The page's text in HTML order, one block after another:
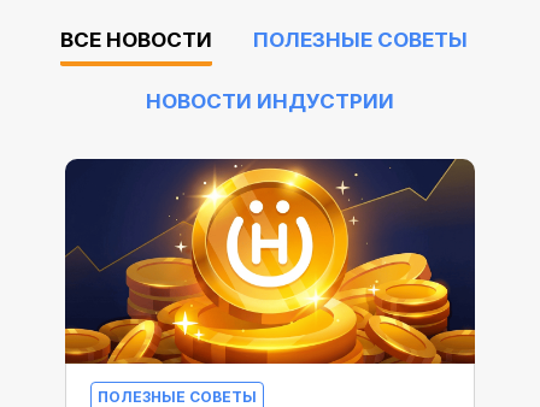
ВСЕ НОВОСТИ ПОЛЕЗНЫЕ СОВЕТЫ
НОВОСТИ ИНДУСТРИИ
ПОЛЕЗНЫЕ СОВЕТЫ